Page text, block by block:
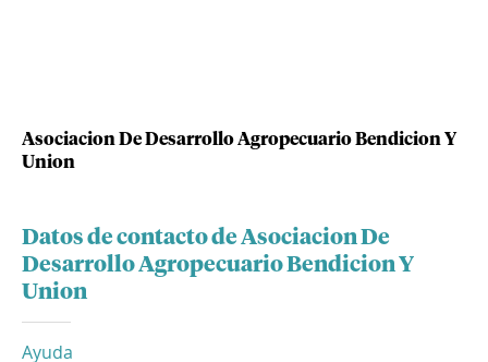
Asociacion De Desarrollo Agropecuario Bendicion Y
Union
Datos de contacto de Asociacion De
Desarrollo Agropecuario Bendicion Y
Union
Ayuda